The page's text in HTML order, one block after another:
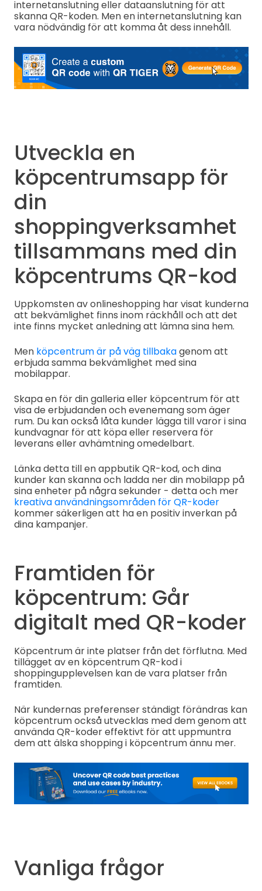
internetanslutning eller dataanslutning för att
skanna QR-koden. Men en internetanslutning kan
vara nödvändig för att komma åt dess innehåll.
Utveckla en
köpcentrumsapp för
din
shoppingverksamhet
tillsammans med din
köpcentrums QR-kod
Uppkomsten av onlineshopping har visat kunderna
att bekvämlighet finns inom räckhåll och att det
inte finns mycket anledning att lämna sina hem.
Men köpcentrum är på väg tillbakagenom att
erbjuda samma bekvämlighet med sina
mobilappar.
Skapa en för din galleria eller köpcentrum för att
visa de erbjudanden och evenemang som äger
rum. Du kan också låta kunder lägga till varor i sina
kundvagnar för att köpa eller reservera för
leverans eller avhämtning omedelbart.
Länka detta till en appbutik QR-kod, och dina
kunder kan skanna och ladda ner din mobilapp på
sina enheter på några sekunder - detta och mer
kreativa användningsområden för QR-koder
kommer säkerligen att ha en positiv inverkan på
dina kampanjer.
Framtiden för
köpcentrum: Går
digitalt med QR-koder
Köpcentrum är inte platser från det förflutna. Med
tillägget av en köpcentrum QR-kod i
shoppingupplevelsen kan de vara platser från
framtiden.
När kundernas preferenser ständigt förändras kan
köpcentrum också utvecklas med dem genom att
använda QR-koder effektivt för att uppmuntra
dem att älska shopping i köpcentrum ännu mer.
Vanliga frågor